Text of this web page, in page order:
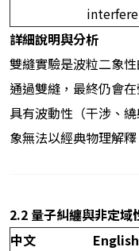
詳細說明與分析
雙縫實驗是波粒二象
通過雙縫，最終仍會
具有波動性（干涉、
象無法以經典物理解
2.2 量子糾纏與非定域
中文
English